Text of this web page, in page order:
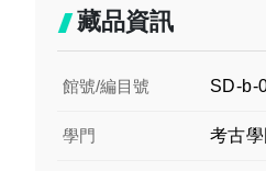
藏品資訊
館號/編目號 SD-b-
學門 考古學